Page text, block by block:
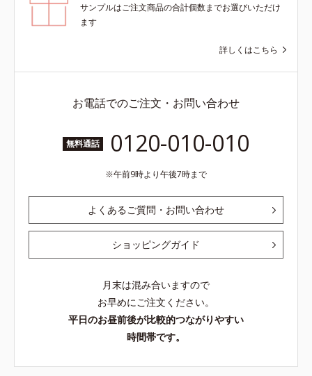
サンプルはご注文商品の合計個数までお選びいただけ
ます
詳しくはこちら
お電話でのご注文・お問い合わせ
無料通話 0120-010-010
午前9時より午後7時まで
よくあるご質問・お問い合わせ
ショッピングガイド
月末は混み合いますので
お早めにご注文ください。
平日のお昼前後が比較的つながりやすい
時間帯です。